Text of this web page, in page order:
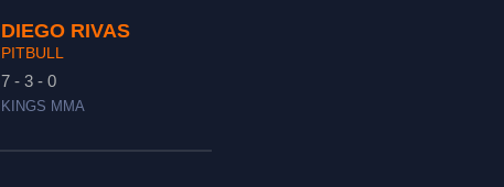
DIEGO RIVAS
PITBULL
7 - 3 - 0
KINGS MMA